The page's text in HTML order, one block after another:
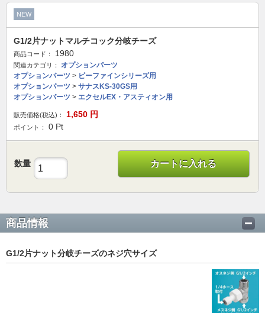
NEW
G1/2片ナットマルチコック分岐チーズ
商品コード： 1980
関連カテゴリ：
オプションパーツ
オプションパーツ > ビーファインシリーズ用
オプションパーツ > サナスKS-30GS用
オプションパーツ > エクセルEX・アスティオン用
販売価格(税込)： 1,650 円
ポイント： 0 Pt
数量 カートに入れる
商品情報
G1/2片ナット分岐チーズのネジ穴サイズ